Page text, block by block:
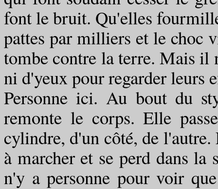
font le bruit. Qu'elles
pattes par milliers et le choc
tombe contre la terre. Mais il
ni d'yeux pour regarder leurs
Personne ici. Au bout du
remonte le corps. Elle
cylindre, d'un côté, de
à marcher et se perd dans
n'y a personne pour voir